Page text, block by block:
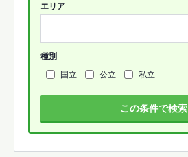
エリア
種別
国立
公立 私立
この条件で検索